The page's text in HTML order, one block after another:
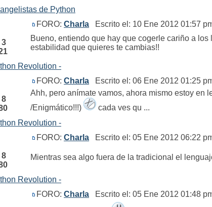
de Python
3
FORO: Charla Escrito el: 10 Ene 2012 01:57
Bueno, entiendo que hay que cogerle cariño a
estabilidad que quieres te cambias!!
Revolution -
8
FORO: Charla Escrito el: 06 Ene 2012 01:25
Ahh, pero anímate vamos, ahora mismo estoy en
/Enigmático!!!)
cada ves qu ...
Revolution -
8
FORO: Charla Escrito el: 05 Ene 2012 06:22
Mientras sea algo fuera de la tradicional el
Revolution -
FORO: Charla Escrito el: 05 Ene 2012 01:48